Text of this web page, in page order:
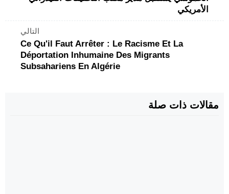
الأمريكي
التالي
Ce Qu'il Faut Arrêter : Le Racisme Et La
Déportation Inhumaine Des Migrants
Subsahariens En Algérie
مقالات ذات صلة